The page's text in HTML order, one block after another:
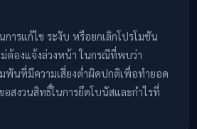
การแก้ไข ระงับ หรือยกเลิกโปรโมชัน
ม่ต้องแจ้งล่วงหน้า ในกรณีที่พบว่า
พันที่มีความเสี่ยงต่ำผิดปกติเพื่อทำยอด
อสงวนสิทธิ์ในการยึดโบนัสและกำไรที่